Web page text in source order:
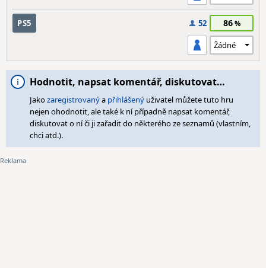
PS5 52 86
Hodnotit, napsat komentář, diskutovat…
Jakozaregistrovanýa přihlášený uživatel můžete tuto hru
nejen ohodnotit, ale také k ní případně napsat komentář,
diskutovat o ní či ji zařadit do některého ze seznamů (vlastním,
chci atd.).